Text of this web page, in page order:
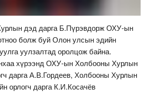
дэд дарга Б.Пүрэвдорж ОХУ-ын
болж буй Олон улсын эдийн
уулзалтад оролцож байна.
хүрээнд ОХУ-ын Холбооны Хурлын
дарга А.В.Гордеев, Холбооны Хурлын
орлогч дарга К.И.Косачёв